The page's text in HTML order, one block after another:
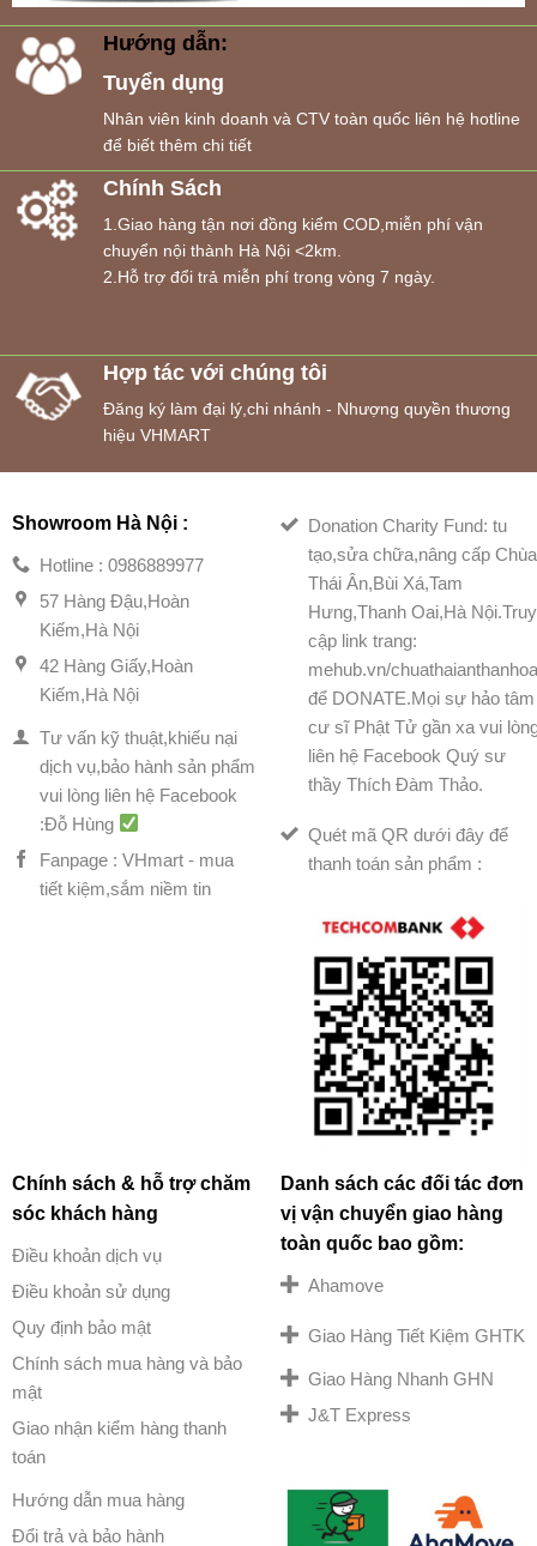
Hướng dẫn:
Tuyển dụng
Nhân viên kinh doanh và CTV toàn quốc liên hệ hotline
để biết thêm chi tiết
Chính Sách
1.Giao hàng tận nơi đồng kiểm COD,miễn phí vận
chuyển nội thành Hà Nội <2km.
2.Hỗ trợ đổi trả miễn phí trong vòng 7 ngày.
Hợp tác với chúng tôi
Đăng ký làm đại lý,chi nhánh - Nhượng quyền thương
hiệu VHMART
Showroom Hà Nội :
Hotline : 0986889977
57 Hàng Đậu,Hoàn
Kiếm,Hà Nội
42 Hàng Giấy,Hoàn
Kiếm,Hà Nội
Tư vấn kỹ thuật,khiếu nại
dịch vụ,bảo hành sản phẩm
vui lòng liên hệ Facebook
:Đỗ Hùng
Fanpage : VHmart - mua
tiết kiệm,sắm niềm tin
Donation Charity Fund: tu
tạo,sửa chữa,nâng cấp Chùa
Thái Ân,Bùi Xá,Tam
Hưng,Thanh Oai,Hà Nội.Truy
cập link trang:
mehub.vn/
để DONATE.Mọi sự hảo tâm
cư sĩ Phật Tử gần xa vui
liên hệ Facebook Quý sư
thầy Thích Đàm Thảo.
Quét mã QR dưới đây để
thanh toán sản phẩm :
Chính sách & hỗ trợ chăm
sóc khách hàng
Điều khoản dịch vụ
Điều khoản sử dụng
Quy định bảo mật
Chính sách mua hàng và bảo
mật
Giao nhận kiểm hàng thanh
toán
Hướng dẫn mua hàng
Đổi trả và bảo hành
Danh sách các đối tác đơn
vị vận chuyển giao hàng
toàn quốc bao gồm:
Ahamove
Giao Hàng Tiết Kiệm GHTK
Giao Hàng Nhanh GHN
J&T Express